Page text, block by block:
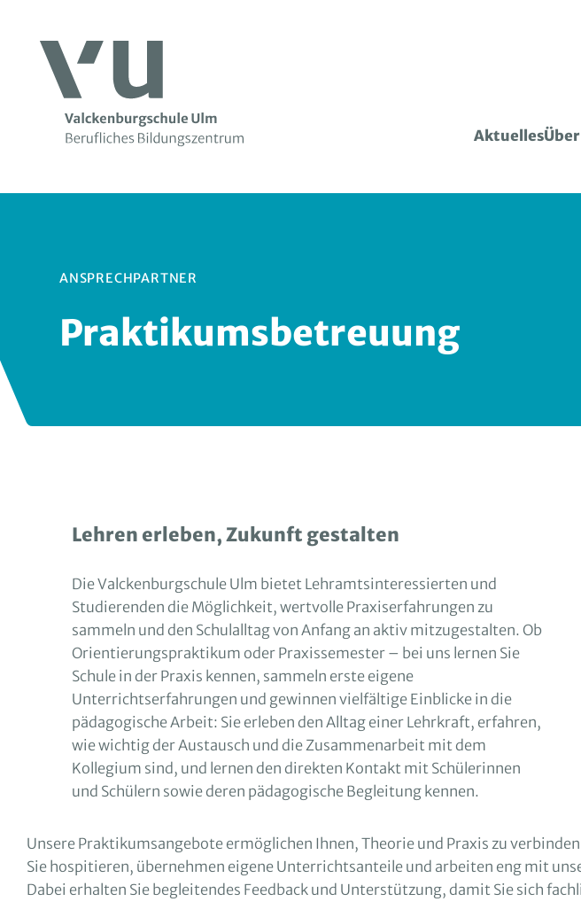
Aktuelles
ANSPRECHPARTNER
Praktikumsbetreuung
Lehren erleben, Zukunft gestalten
Die Valckenburgschule Ulm bietet Lehramtsinteressierten und
Studierenden die Möglichkeit, wertvolle Praxiserfahrungen zu
sammeln und den Schulalltag von Anfang an aktiv mitzugestalten. Ob
Orientierungspraktikum oder Praxissemester – bei uns lernen Sie
Schule in der Praxis kennen, sammeln erste eigene
Unterrichtserfahrungen und gewinnen vielfältige Einblicke in die
pädagogische Arbeit: Sie erleben den Alltag einer Lehrkraft, erfahren,
wie wichtig der Austausch und die Zusammenarbeit mit dem
Kollegium sind, und lernen den direkten Kontakt mit Schülerinnen
und Schülern sowie deren pädagogische Begleitung kennen.
Unsere Praktikumsangebote ermöglichen Ihnen, Theorie und Praxis zu
Sie hospitieren, übernehmen eigene Unterrichtsanteile und arbeiten eng mit
Dabei erhalten Sie begleitendes Feedback und Unterstützung, damit Sie sich